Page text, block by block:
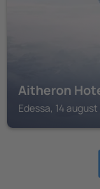
Aitheron
Edessa, 14